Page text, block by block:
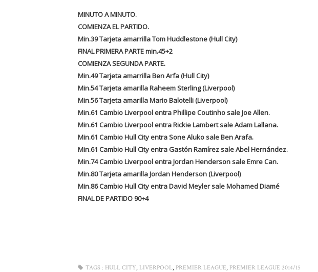
MINUTO A MINUTO.
COMIENZA EL PARTIDO.
Min.39 Tarjeta amarrilla Tom Huddlestone (Hull City)
FINAL PRIMERA PARTE min.45+2
COMIENZA SEGUNDA PARTE.
Min.49 Tarjeta amarrilla Ben Arfa (Hull City)
Min.54 Tarjeta amarilla Raheem Sterling (Liverpool)
Min.56 Tarjeta amarilla Mario Balotelli (Liverpool)
Min.61 Cambio Liverpool entra Phillipe Coutinho sale Joe Allen.
Min.61 Cambio Liverpool entra Rickie Lambert sale Adam Lallana.
Min.61 Cambio Hull City entra Sone Aluko sale Ben Arafa.
Min.61 Cambio Hull City entra Gastón Ramírez sale Abel Hernández.
Min.74 Cambio Liverpool entra Jordan Henderson sale Emre Can.
Min.80 Tarjeta amarilla Jordan Henderson (Liverpool)
Min.86 Cambio Hull City entra David Meyler sale Mohamed Diamé
FINAL DE PARTIDO 90+4
TAGS : HULL CITY, LIVERPOOL, PREMIER LEAGUE, PREMIER LEAGUE 2014/15